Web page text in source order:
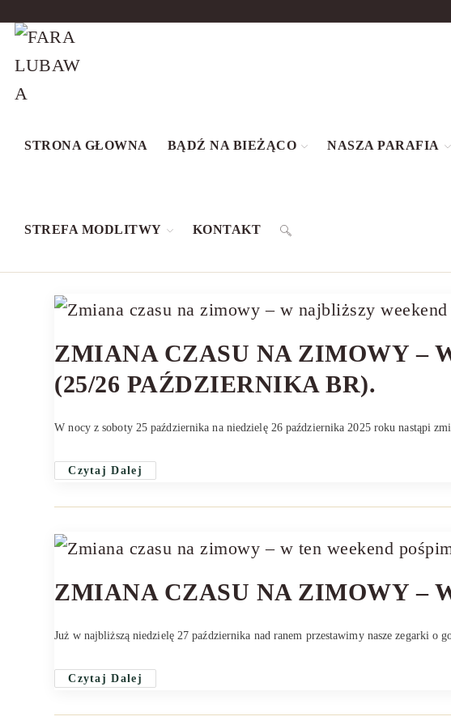
STRONA GŁOWNA BĄDŹ NA BIEŻĄCO NASZA PARAFIA
STREFA MODLITWY KONTAKT
ZMIANA CZASU NA ZIMOWY –
(25/26 PAŹDZIERNIKA BR).
W nocy z soboty 25 października na niedzielę 26 października 2025 roku nastąpi
Czytaj Dalej
ZMIANA CZASU NA ZIMOWY –
Już w najbliższą niedzielę 27 października nad ranem przestawimy nasze zegarki o
Czytaj Dalej